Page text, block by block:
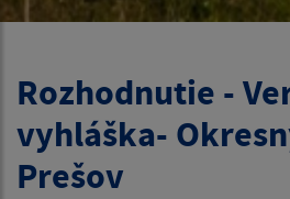
Rozhodnutie -
vyhláška-
Prešov